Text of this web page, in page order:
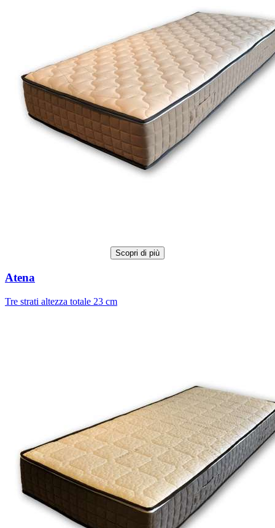
Scopri di più
Atena
Tre strati altezza totale 23 cm